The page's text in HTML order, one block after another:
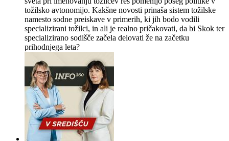
tožilsko avtonomijo. Kakšne novosti prinaša sistem tožilske
namesto sodne preiskave v primerih, ki jih bodo vodili
specializirani tožilci, in ali je realno pričakovati, da bi Skok ter
specializirano sodišče začela delovati že na začetku
prihodnjega leta?